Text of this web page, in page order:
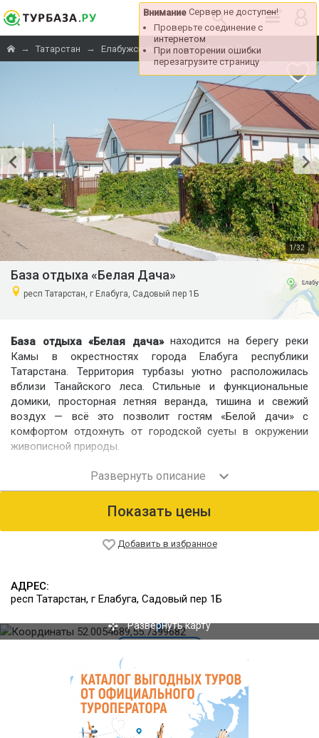
Внимание Сервер не доступен!
Проверьте соединение с
интернетом
При повторении ошибки
перезагрузите страницу
→ Татарстан → Елабужский район → «Белая Дача»
1/32
База отдыха «Белая Дача»
респ Татарстан, г Елабуга, Садовый пер 1Б
База отдыха «Белая дача»находится на берегу реки
Камы в окрестностях города Елабуга республики
Татарстана. Территория турбазы уютно расположилась
вблизи Танайского леса. Стильные и функциональные
домики, просторная летняя веранда, тишина и свежий
воздух — всё это позволит гостям «Белой дачи» с
комфортом отдохнуть от городской суеты в окружении
живописной природы.
Номерной фонд
Номерной фонд комплекса состоит из комфортабельных
всеми удобствами. Всего на базе 27 стандартных домика и
4 дома «Люкс». Также можно разместиться в 2- и 3-
местных гостиничных номерах. Общая вместимость
Питание
Питание обсуждается индивидуально. Есть возможность
каждого дома имеется мангал для приготовления
барбекю.
На территории базы отдыха имеется банкетный зал на 120
человек, в котором можно организовать любое
праздничное или корпоративное мероприятие.
Инфраструктура
К услугам гостей парковка, банный комплекс, финская и
Показать цены
Добавить в избранное
АДРЕС:
респ Татарстан, г Елабуга, Садовый пер 1Б
Развернуть карту